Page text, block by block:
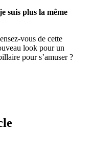
suis plus la même
vous de cette
look pour un
pour s’amuser ?